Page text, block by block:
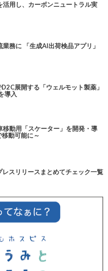
用し、カーボンニュートラル実
務に 「生成AI出荷検品アプリ」
展開する「ウェルモット製薬」
導入
動用「スケーター」を開発・導
動可能に～
レスリリースまとめてチェック一覧